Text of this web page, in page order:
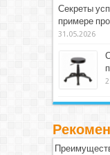
Секреты
примере
31.05.2026